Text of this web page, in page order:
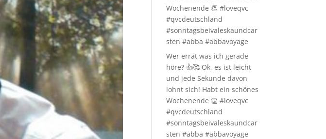
Wochenende 👏 #loveqvc
#qvcdeutschland
#sonntagsbeivaleskaundcar
sten #abba #abbavoyage
Wer errät was ich gerade
höre? 👍🥰 Ok, es ist leicht
und jede Sekunde davon
lohnt sich! Habt ein schönes
Wochenende 👏 #loveqvc
#qvcdeutschland
#sonntagsbeivaleskaundcar
sten #abba #abbavoyage